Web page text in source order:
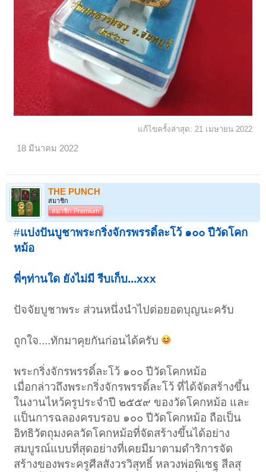
แก้ไขครั้งล่าสุด: 21 เมษายน 2022
18 มีนาคม 2022
THE PUNCH
สมาชิก
สมาชิก Premium
#แบ่งปันบูชาพระกริ่งจักรพรรดิ์ละโว้ ๑๐๐ ปีวัดโคก
หม้อ
พี่ๆท่านใด ยังไม่มี รีบเก็บ...xxx
ปัจจัยบูชาพระ ส่วนหนึ่งนำไปต่อยอดบุญนะครับ
ถูกใจ....ทักมาคุยกันก่อนได้ครับ
พระกริ่งจักรพรรดิ์ละโว้ ๑๐๐ ปีวัดโคกหม้อ
เมื่อกล่าวถึงพระกริ่งจักรพรรดิ์ละโว้ ที่ได้จัดสร้างขึ้น
ในงานไหว้ครูประจำปี ๒๕๕๙ ของวัดโคกหม้อ และ
เเป็นการฉลองครบรอบ ๑๐๐ ปีวัดโคกหม้อ ถือเป็น
อิทธิวัตถุมงคลวัดโคกหม้อที่จัดสร้างขึ้นได้อย่าง
สมบูรณ์แบบที่สุดอย่างที่เคยมีมาตามดำริการจัด
สร้างของพระครูศีลสังวรวิสุทธิ์ หลวงพ่อพิเชฐ สีลสุ